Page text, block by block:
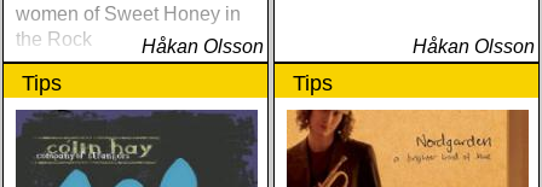
women of Sweet Honey in
the Rock
Håkan Olsson Håkan Olsson
Tips Tips